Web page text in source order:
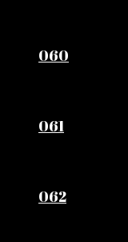
060
061
062